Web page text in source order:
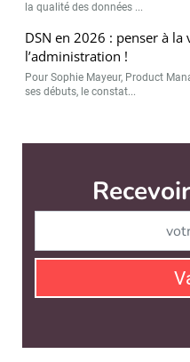
la qualité des données ...
DSN en 2026 : penser à
l’administration !
Pour Sophie Mayeur, Product
ses débuts, le constat...